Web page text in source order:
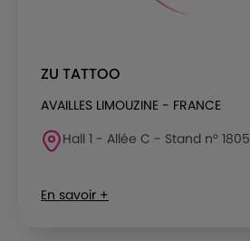
ZU TATTOO
AVAILLES LIMOUZINE - FRANCE
Hall 1 - Allée C - Stand n° 1805
En savoir +